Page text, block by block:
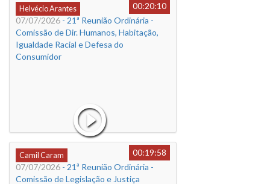
Helvécio Arantes
00:20:10
07/07/2026 - 21ª Reunião Ordinária -
Comissão de Dir. Humanos, Habitação,
Igualdade Racial e Defesa do
Consumidor
Camil Caram
00:19:58
07/07/2026 - 21ª Reunião Ordinária -
Comissão de Legislação e Justiça